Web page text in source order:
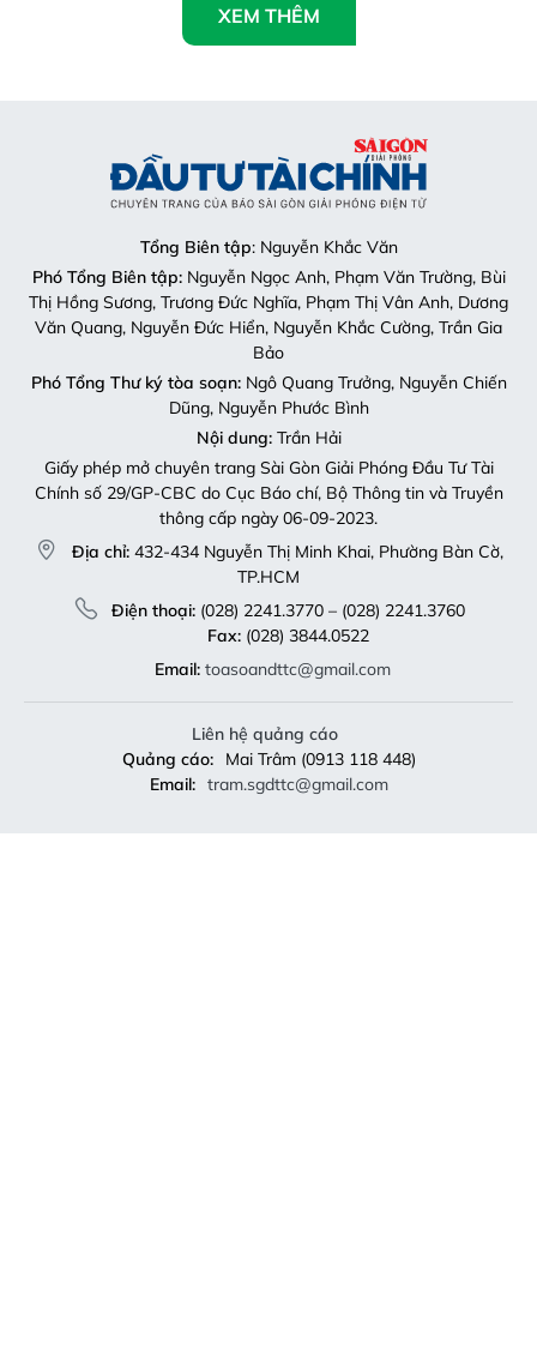
XEM THÊM
Tổng Biên tập: Nguyễn Khắc Văn
Phó Tổng Biên tập:Nguyễn Ngọc Anh, Phạm Văn Trường, Bùi
Thị Hồng Sương, Trương Đức Nghĩa, Phạm Thị Vân Anh, Dương
Văn Quang, Nguyễn Đức Hiển, Nguyễn Khắc Cường, Trần Gia
Bảo
Phó Tổng Thư ký tòa soạn:Ngô Quang Trưởng, Nguyễn Chiến
Dũng, Nguyễn Phước Bình
Nội dung:Trần Hải
Giấy phép mở chuyên trang Sài Gòn Giải Phóng Đầu Tư Tài
Chính số 29/GP-CBC do Cục Báo chí, Bộ Thông tin và Truyền
thông cấp ngày 06-09-2023.
Địa chỉ: 432-434 Nguyễn Thị Minh Khai, Phường Bàn Cờ,
TP.HCM
Điện thoại:(028) 2241.3770 – (028) 2241.3760
Fax:(028) 3844.0522
Email: toasoandttc@gmail.com
Liên hệ quảng cáo
Quảng cáo:
Mai Trâm (0913 118 448)
Email: tram.sgdttc@gmail.com